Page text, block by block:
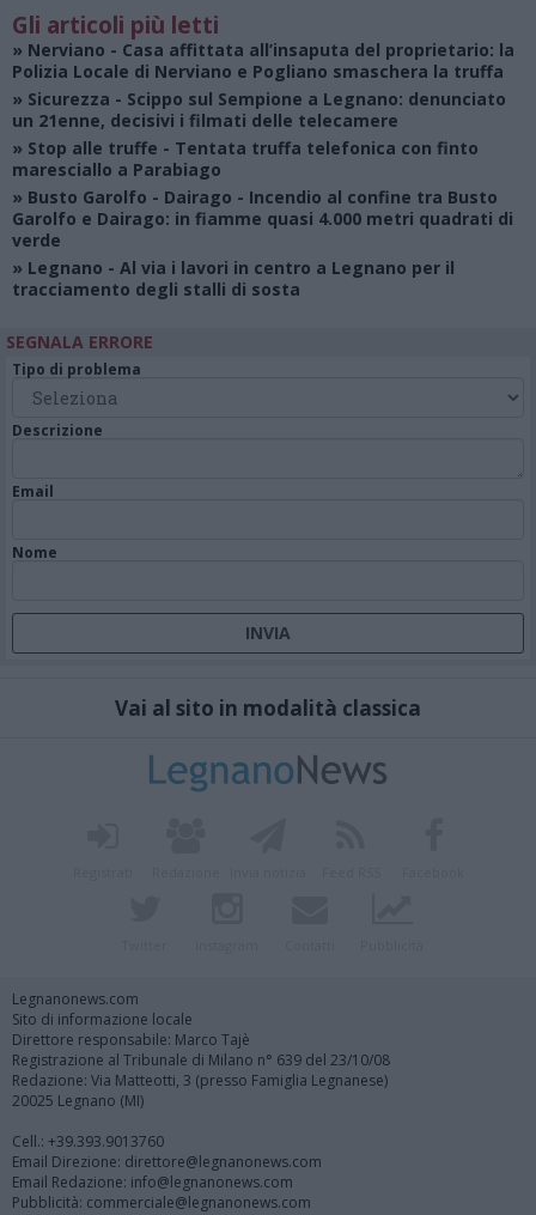
Gli articoli più letti
» Nerviano - Casa affittata all’insaputa del proprietario: la
Polizia Locale di Nerviano e Pogliano smaschera la truffa
» Sicurezza - Scippo sul Sempione a Legnano: denunciato
un 21enne, decisivi i filmati delle telecamere
» Stop alle truffe - Tentata truffa telefonica con finto
maresciallo a Parabiago
» Busto Garolfo - Dairago - Incendio al confine tra Busto
Garolfo e Dairago: in fiamme quasi 4.000 metri quadrati di
verde
» Legnano - Al via i lavori in centro a Legnano per il
tracciamento degli stalli di sosta
SEGNALA ERRORE
Tipo di problema
Descrizione
Email
Nome
Vai al sito in modalità classica
Legnanonews.com
Sito di informazione locale
Direttore responsabile: Marco Tajè
Registrazione al Tribunale di Milano n° 639 del 23/10/08
Redazione: Via Matteotti, 3 (presso Famiglia Legnanese)
20025 Legnano (MI)
Cell.: +39.393.9013760
Email Direzione: direttore@legnanonews.com
Email Redazione: info@legnanonews.com
Pubblicità: commerciale@legnanonews.com